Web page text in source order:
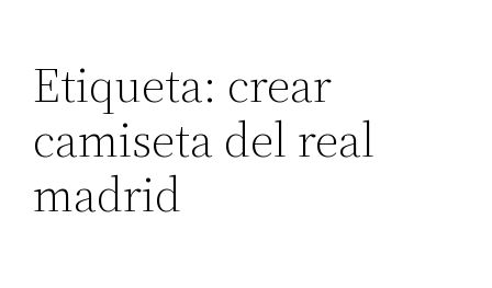
Etiqueta: crear
camiseta del real
madrid